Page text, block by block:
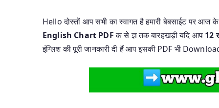
Hello दोस्तों आप सभी का स्वागत है हमारी बेबसाईट पर
English Chart PDFक से ज्ञ तक बारहखड़ी यदि आप 12
इंग्लिश की पूरी जानकारी दी हैं आप इसकी PDF भी